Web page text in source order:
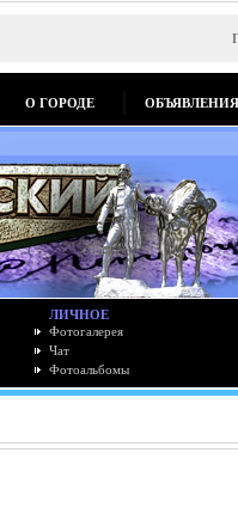
О ГОРОДЕ ОБЪЯВЛЕНИЯ
ЛИЧНОЕ
Фотогалерея
Чат
Фотоальбомы